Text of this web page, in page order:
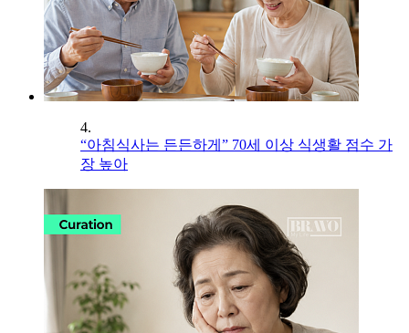
4.
“아침식사는 든든하게” 70세 이상 식생활 점수 가
장 높아